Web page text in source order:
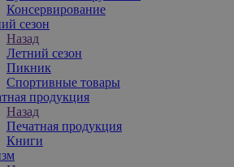
Консервирование
сезон
Назад
Летний сезон
Пикник
Спортивные товары
продукция
Назад
Печатная продукция
Книги